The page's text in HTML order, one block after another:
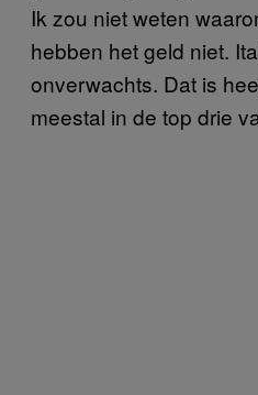
Ik zou niet weten
hebben het geld niet.
onverwachts. Dat is
meestal in de top drie